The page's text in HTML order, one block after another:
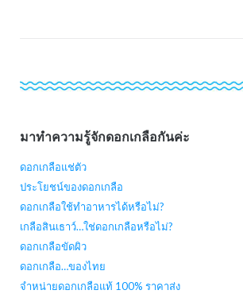
มาทำความรู้จักดอกเกลือกันค่ะ
ดอกเกลือแช่ตัว
ประโยชน์ของดอกเกลือ
ดอกเกลือใช้ทำอาหารได้หรือไม่?
เกลือสินเธาว์…ใช่ดอกเกลือหรือไม่?
ดอกเกลือขัดผิว
ดอกเกลือ…ของไทย
จำหน่ายดอกเกลือแท้ 100% ราคาส่ง